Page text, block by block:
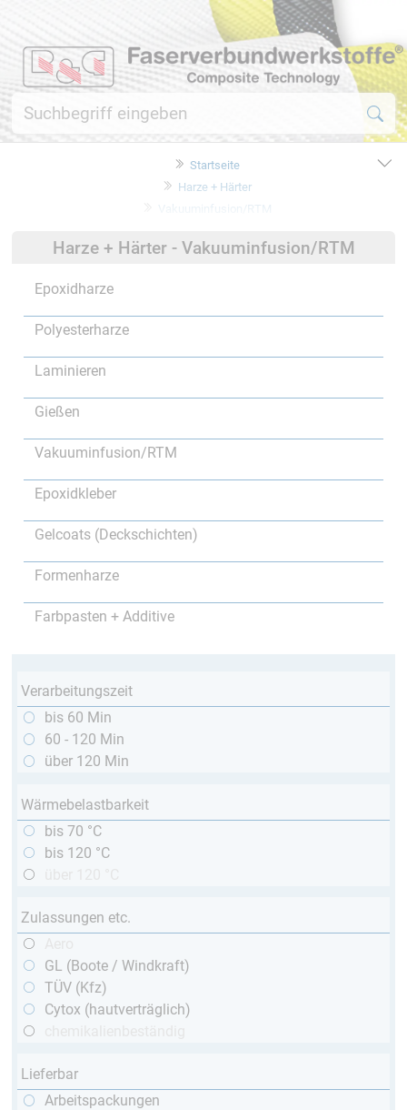
Startseite
Harze + Härter
Vakuuminfusion/RTM
Harze + Härter - Vakuuminfusion/RTM
Epoxidharze
Polyesterharze
Laminieren
Gießen
Vakuuminfusion/RTM
Epoxidkleber
Gelcoats (Deckschichten)
Formenharze
Farbpasten + Additive
Verarbeitungszeit
bis 60 Min
60 - 120 Min
über 120 Min
Wärmebelastbarkeit
bis 70 °C
bis 120 °C
Zulassungen etc.
GL (Boote / Windkraft)
TÜV (Kfz)
Cytox (hautverträglich)
Lieferbar
Arbeitspackungen